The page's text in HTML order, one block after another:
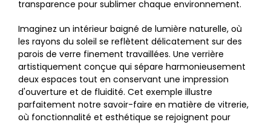
transparence pour sublimer chaque environnement.
Imaginez un intérieur baigné de lumière naturelle, où
les rayons du soleil se reflètent délicatement sur des
parois de verre finement travaillées. Une verrière
artistiquement conçue qui sépare harmonieusement
deux espaces tout en conservant une impression
d'ouverture et de fluidité. Cet exemple illustre
parfaitement notre savoir-faire en matière de vitrerie,
où fonctionnalité et esthétique se rejoignent pour